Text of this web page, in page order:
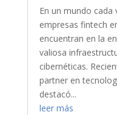
En un mundo cada
empresas fintech
encuentran en la
valiosa
cibernéticas.
partner en
destacó...
leer más